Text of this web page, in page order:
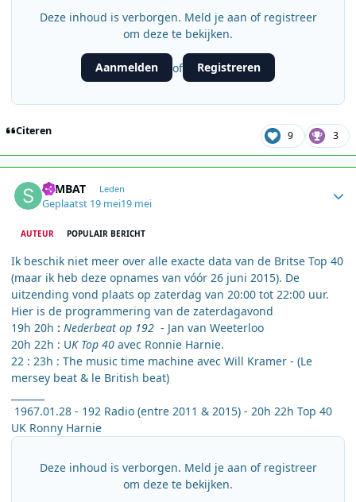
Deze inhoud is verborgen. Meld je aan of registreer
om deze te bekijken.
Aanmelden of Registreren
Citeren 9 3
SEMBAT Leden
Geplaatst 19 mei19 mei
AUTEUR POPULAIR BERICHT
Ik beschik niet meer over alle exacte data van de Britse Top 40
(maar ik heb deze opnames van vóór 26 juni 2015). De
uitzending vond plaats op zaterdag van 20:00 tot 22:00 uur.
Hier is de programmering van de zaterdagavond
19h 20h : Nederbeat op 192 - Jan van Weeterloo
20h 22h : UK Top 40 avec Ronnie Harnie.
22 : 23h : The music time machine avec Will Kramer - (Le
mersey beat & le British beat)
1967.01.28 - 192 Radio (entre 2011 & 2015) - 20h 22h Top 40
UK Ronny Harnie
Deze inhoud is verborgen. Meld je aan of registreer
om deze te bekijken.